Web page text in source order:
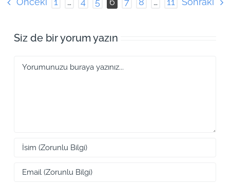
Siz de bir yorum yazın